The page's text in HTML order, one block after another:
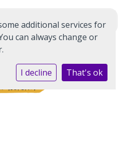
additional services for
can always change or
I decline That's ok